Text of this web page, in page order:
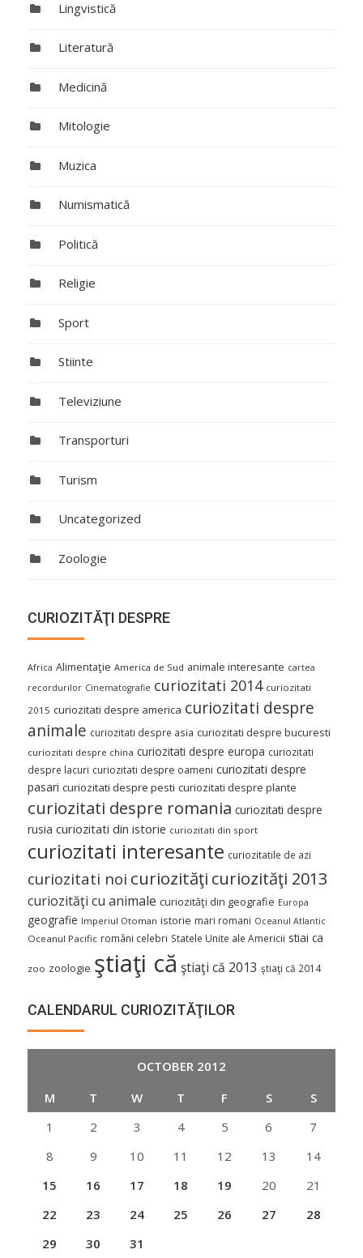
Lingvistică
Literatură
Medicină
Mitologie
Muzica
Numismatică
Politică
Religie
Sport
Stiinte
Televiziune
Transporturi
Turism
Uncategorized
Zoologie
CURIOZITĂŢI DESPRE
Africa Alimentaţie America de Sud animale interesante cartea
recordurilor Cinematografie curiozitati 2014 curiozitati
2015 curiozitati despre america curiozitati despre
animale curiozitati despre asia curiozitati despre bucuresti
curiozitati despre china curiozitati despre europa curiozitati
despre lacuri curiozitati despre oameni curiozitati despre
pasari curiozitati despre pesti curiozitati despre plante
curiozitati despre romania curiozitati despre
rusia curiozitati din istorie curiozitati din sport
curiozitati interesante curiozitatile de azi
curiozitati noi curiozităţi curiozităţi 2013
curiozităţi cu animale curiozităţi din geografie Europa
geografie Imperiul Otoman istorie mari romani Oceanul Atlantic
Oceanul Pacific români celebri Statele Unite ale Americii stiai ca
zoo zoologie ştiaţi că ştiaţi că 2013 ştiaţi că 2014
CALENDARUL CURIOZITĂŢILOR
OCTOBER 2012
M
T W T F S
S
1
2 3 4 5 6
7
8
9 10 11 12 13
14
15
16 17 18 19 20
21
22
23 24 25 26 27
28
29
30 31